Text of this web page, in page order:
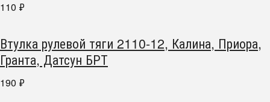
110 ₽
Втулка рулевой тяги 2110-12, Калина, Приора,
Гранта, Датсун БРТ
190 ₽